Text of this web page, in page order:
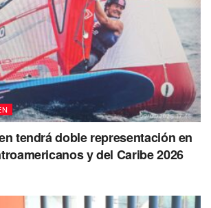
tendrá doble representación en
y del Caribe 2026